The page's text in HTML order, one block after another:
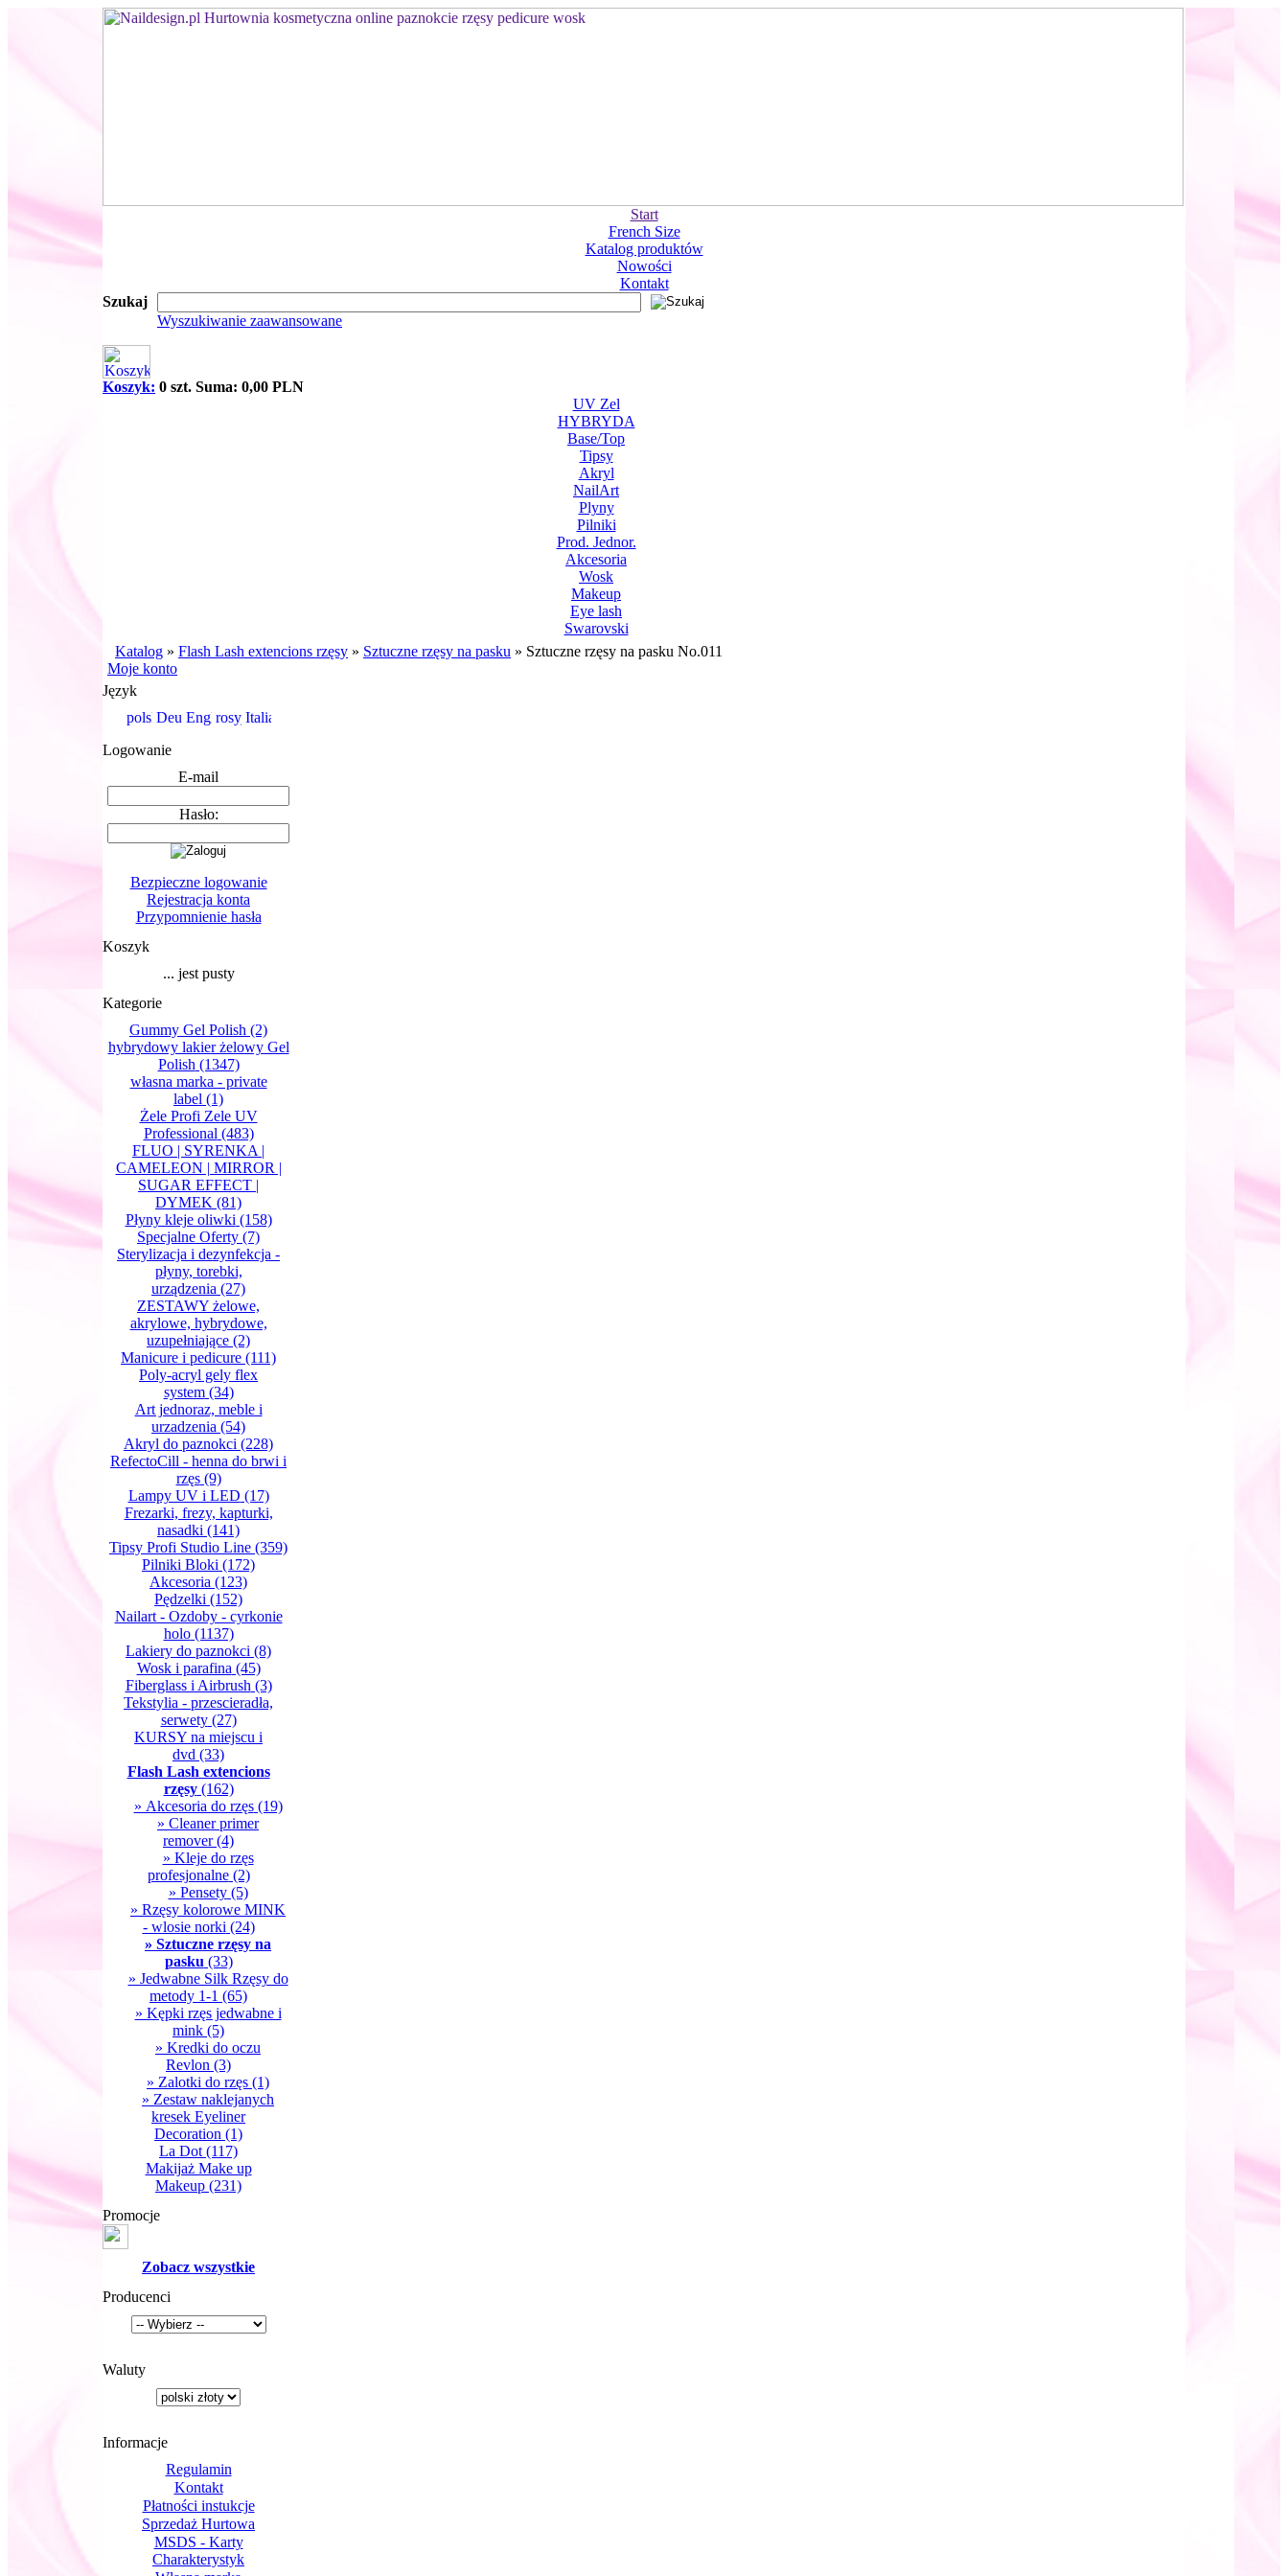
Start
French Size
Katalog produktów
Nowości
Kontakt
Szukaj
Wyszukiwanie zaawansowane
Koszyk: 0 szt. Suma: 0,00 PLN
UV Zel
HYBRYDA
Base/Top
Tipsy
Akryl
NailArt
Plyny
Pilniki
Prod. Jednor.
Akcesoria
Wosk
Makeup
Eye lash
Swarovski
Katalog » Flash Lash extencions rzęsy » Sztuczne rzęsy na pasku » Sztuczne rzęsy na pasku No.011
Moje konto
Język
Logowanie
E-mail
Hasło:
Bezpieczne logowanie
Rejestracja konta
Przypomnienie hasła
Koszyk
... jest pusty
Kategorie
Gummy Gel Polish (2)
hybrydowy lakier żelowy Gel
Polish (1347)
własna marka - private
label (1)
Żele Profi Zele UV
Professional (483)
FLUO | SYRENKA |
CAMELEON | MIRROR |
SUGAR EFFECT |
DYMEK (81)
Płyny kleje oliwki (158)
Specjalne Oferty (7)
Sterylizacja i dezynfekcja -
płyny, torebki,
urządzenia (27)
ZESTAWY żelowe,
akrylowe, hybrydowe,
uzupełniające (2)
Manicure i pedicure (111)
Poly-acryl gely flex
system(34)
Art jednoraz, meble i
urzadzenia (54)
Akryl do paznokci (228)
RefectoCill - henna do brwi i
rzęs(9)
Lampy UV i LED (17)
Frezarki, frezy, kapturki,
nasadki (141)
Tipsy Profi Studio Line (359)
Pilniki Bloki (172)
Akcesoria (123)
Pędzelki (152)
Nailart - Ozdoby - cyrkonie
holo(1137)
Lakiery do paznokci (8)
Wosk i parafina (45)
Fiberglass i Airbrush (3)
Tekstylia - przescieradła,
serwety(27)
KURSY na miejscu i
dvd (33)
Flash Lash extencions
rzęsy(162)
» Akcesoria do rzęs(19)
» Cleaner primer
remover(4)
» Kleje do rzęs
profesjonalne(2)
» Pensety(5)
» Rzęsy kolorowe MINK
- wlosie norki (24)
» Sztuczne rzęsy na
pasku (33)
» Jedwabne Silk Rzęsy do
metody 1-1 (65)
» Kępki rzęs jedwabne i
mink (5)
» Kredki do oczu
Revlon (3)
» Zalotki do rzęs (1)
» Zestaw naklejanych
kresek Eyeliner
Decoration (1)
La Dot (117)
Makijaż Make up
Makeup (231)
Promocje
Zobacz wszystkie
Producenci
Waluty
Informacje
Regulamin
Kontakt
Płatności instukcje
Sprzedaż Hurtowa
MSDS - Karty
Charakterystyk